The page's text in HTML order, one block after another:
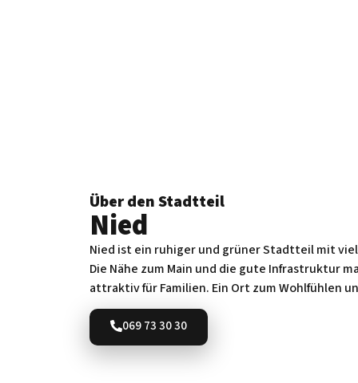
Über den Stadtteil
Nied
Nied ist ein ruhiger und grüner Stadtteil mit
Die Nähe zum Main und die gute Infrastruktur
attraktiv für Familien. Ein Ort zum Wohlfühlen
069 73 30 30